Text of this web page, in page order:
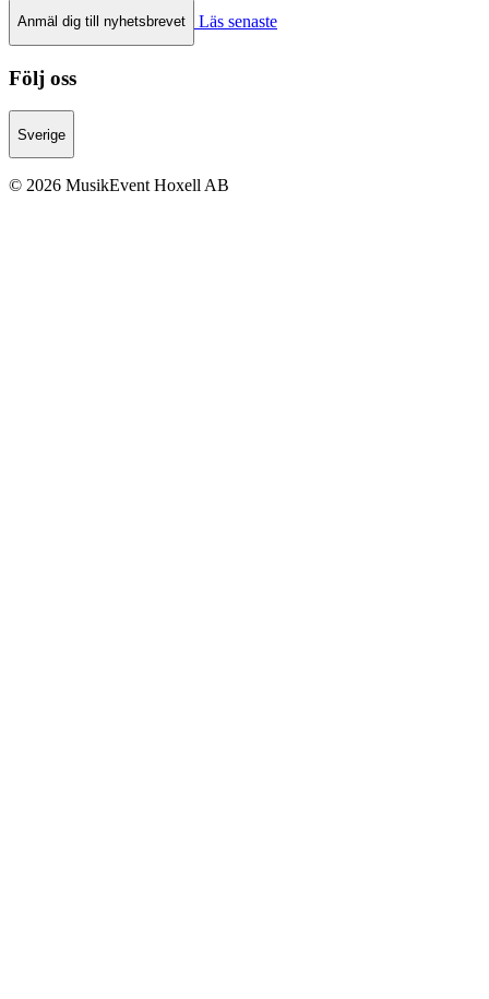
Anmäl dig till nyhetsbrevet Läs senaste
Följ oss
Sverige
© 2026 MusikEvent Hoxell AB